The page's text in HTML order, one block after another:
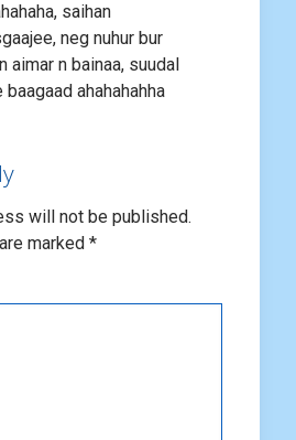
saihan
neg nuhur bur
aimar n bainaa, suudal
ahahahahha
will not be published.
marked *